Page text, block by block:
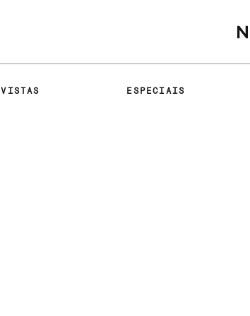
ESPECIAIS